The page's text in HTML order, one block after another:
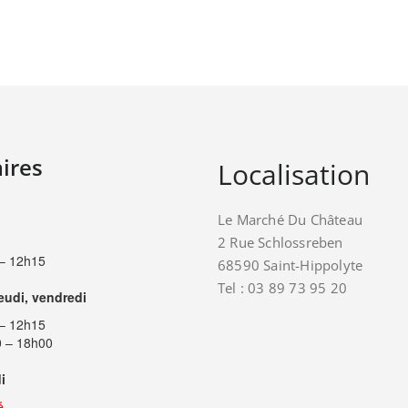
12h15
vendredi
12h15
– 18h00
Localisation
Le Marché Du Château
2 Rue Schlossreben
68590 Saint-Hippolyte
Tel : 03 89 73 95 20